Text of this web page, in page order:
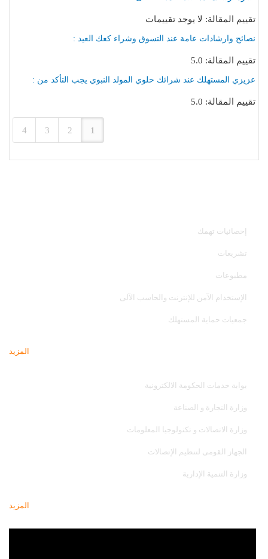
تقييم المقالة: لا يوجد تقييمات
نصائح وارشادات عامة عند التسوق وشراء كعك العيد :
تقييم المقالة: 5.0
عزيزي المستهلك عند شرائك حلوي المولد النبوي يجب التأكد من :
تقييم المقالة: 5.0
1
2
3
4
إحصائيات تهمك
تشريعات
مطبوعات
الإستخدام الآمن للإنترنت والحاسب الآلى
جمعيات حماية المستهلك
المزيد
بوابة خدمات الحكومة الالكترونية
وزارة التجارة و الصناعة
وزارة الاتصالات و تكنولوجيا المعلومات
الجهاز القومى لتنظيم الإتصالات
وزارة التنمية الإدارية
المزيد